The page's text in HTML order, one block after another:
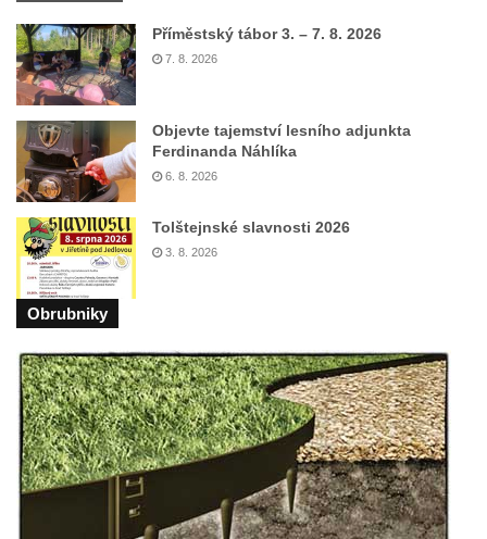
Pomník obětem válek v Jeníkově
Pamětní deska obětem 1. světové války na
Pomník obětem 2. světové války v parku v
Mikulášovicích
ulici U Plovárny ve Frýdlantu
Pamětní deska Rumburské vzpoury na
Základní škole Tyršova v Rumburku
vzpoury v Rumburku
Pamětní deska obětem holokaustu u
židovského hřbitova v Kovanicích
Pamětní deska legionářům na Obecním
úřadě v Kovanicích
Pomník obětem 1. světové války v
Příměstský tábor 3. – 7. 8. 2026
7. 8. 2026
Objevte tajemství lesního adjunkta
Ferdinanda Náhlíka
6. 8. 2026
Tolštejnské slavnosti 2026
3. 8. 2026
Obrubniky